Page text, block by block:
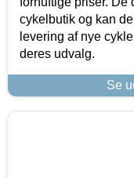
cykelbutik og kan
levering af nye
deres udvalg.
Se